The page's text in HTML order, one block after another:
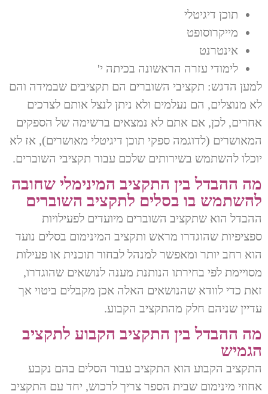
תוכן דיגיטלי
מייקרוסופט
אינטרנט
לימודי עזרה הראשונה בכיתה י'
למען הדגש: תקציבי השוברים הם תקציבים שבמידה והם
לא מנוצלים, הם נעלמים ולא ניתן לנצל אותם לצרכים
אחרים, לכן, אם אתם לא נמצאים ברשימה של הספקים
המאושרים (לדוגמה ספקי תוכן דיגיטלי מאושרים), אז לא
יוכלו להשתמש בשירותים שלכם עבור תקציבי השוברים.
מה ההבדל בין התקציב המינימלי שחובה
להשתמש בו בסלים לתקציב השוברים
ההבדל הוא שתקציב השוברים מיועדים לפעילויות
ספציפיות שהוגדרו מראש ותקציב המינימום בסלים נועד
הוא רחב יותר ומאפשר למנהל לבחור תוכנית או פעילות
מסויימת לפי בחירתו הנותנת מענה לנושאים שהוגדרו,
זאת כדי לוודא שהנושאים האלה אכן מקבלים ביטוי אך
עדיין שניהם חלק מהתקציב הקבוע.
מה ההבדל בין התקציב הקבוע לתקציב
הגמיש
התקציב הקבוע הוא התקציב עבור הסלים בהם נקבע
אחוזי מינימום שבית הספר צריך לרכוש, יחד עם התקציב